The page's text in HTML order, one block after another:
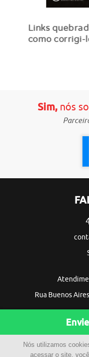
Links
como corrigi-
Sim,nós
Rua Buenos
Nós utilizamos
acessar o site,